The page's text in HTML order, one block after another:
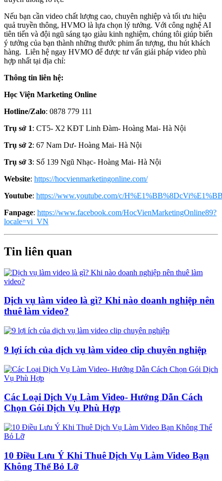
Nếu bạn cần video chất lượng cao, chuyên nghiệp và tối ưu hiệu
quả truyền thông, HVMO là lựa chọn lý tưởng. Với công nghệ AI
tiên tiến và đội ngũ sáng tạo giàu kinh nghiệm, chúng tôi giúp biến
ý tưởng của bạn thành những thước phim ấn tượng, thu hút khách
hàng. Liên hệ ngay HVMO để được tư vấn giải pháp video phù
hợp nhất tại địa chỉ:
Thông tin liên hệ:
Học Viện Marketing Online
Hotline/Zalo: 0878 779 111
Trụ sở 1: CT5- X2 KĐT Linh Đàm- Hoàng Mai- Hà Nội
Trụ sở 2: 67 Nam Dư- Hoàng Mai- Hà Nội
Trụ sở 3: Số 139 Ngũ Nhạc- Hoàng Mai- Hà Nội
Website: https://hocvienmarketingonline.com/
Youtube: https://www.youtube.com/c/
Fanpage: https://www.facebook.com/HocVienMarketingOnline89?
locale=vi_VN
Tin liên quan
Dịch vụ làm video là gì? Khi nào doanh nghiệp nên
thuê làm video?
9 lợi ích của dịch vụ làm video clip chuyên nghiệp
Các Loại Dịch Vụ Làm Video- Hướng Dẫn Cách
Chọn Gói Dịch Vụ Phù Hợp
10 Điều Lưu Ý Khi Thuê Dịch Vụ Làm Video Bạn
Không Thể Bỏ Lỡ